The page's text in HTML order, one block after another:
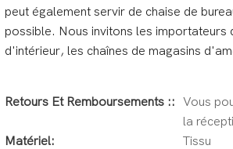
peut également servir de chaise de
possible. Nous invitons les importateurs
d'intérieur, les chaînes de magasins
Retours Et Remboursements ::
Vous
la
Matériel:
Tissu